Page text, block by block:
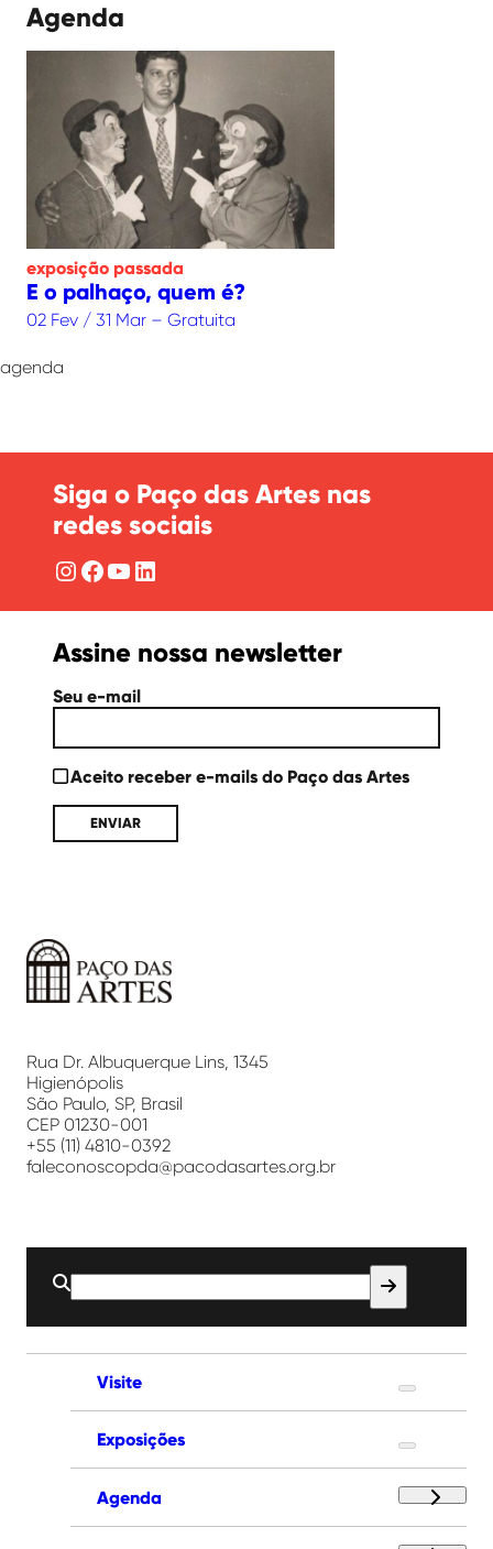
Agenda
exposição passada
E o palhaço, quem é?
02 Fev / 31 Mar – Gratuita
agenda
Siga o Paço das Artes nas
redes sociais
Instagram
Facebook
YouTube
LinkedIn
Assine nossa newsletter
Seu e-mail
Aceito receber e-mails do Paço das Artes
Artes
Rua Dr. Albuquerque Lins, 1345
Higienópolis
São Paulo, SP, Brasil
CEP 01230-001
+55 (11) 4810-0392
faleconoscopda@pacodasartes.org.br
Buscar
por:
Visite
Exposições
Agenda